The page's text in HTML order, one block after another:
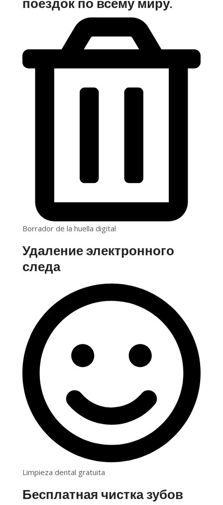
поездок по всему миру.
Borrador de la huella digital
Удаление электронного
следа
Limpieza dental gratuita
Бесплатная чистка зубов